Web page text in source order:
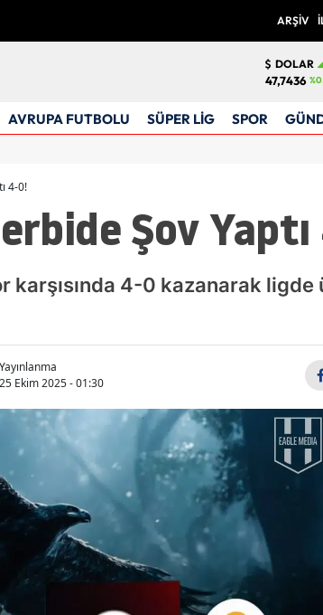
ARŞİV
DOLAR
47,7436
AVRUPA FUTBOLU SÜPER LİG SPOR
4-0!
Şov
karşısında 4-0 kazanarak
Yayınlanma
25 Ekim 2025 - 01:30